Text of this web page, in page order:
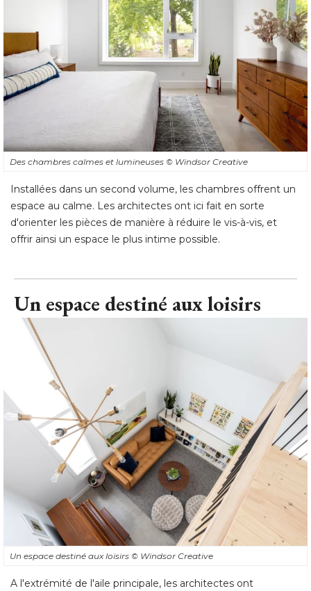
Des chambres calmes et lumineuses © Windsor Creative
Installées dans un second volume, les chambres offrent un
espace au calme. Les architectes ont ici fait en sorte
d'orienter les pièces de manière à réduire le vis-à-vis, et
offrir ainsi un espace le plus intime possible.
Un espace destiné aux loisirs
Un espace destiné aux loisirs © Windsor Creative
A l'extrémité de l'aile principale, les architectes ont